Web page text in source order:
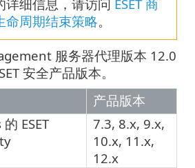
详细信息，请访问 ESET 商
命周期结束策略。
服务器代理版本 12.0
安全产品版本。
产品版本
ESET
7.3, 8.x, 9.x,
10.x, 11.x,
12.x